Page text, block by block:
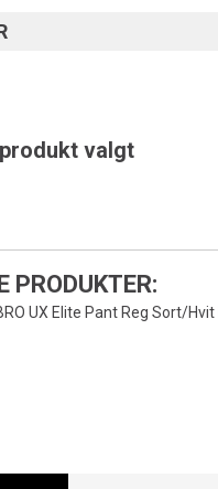
valgt
PRODUKTER:
UX Elite Pant Reg Sort/Hvit L